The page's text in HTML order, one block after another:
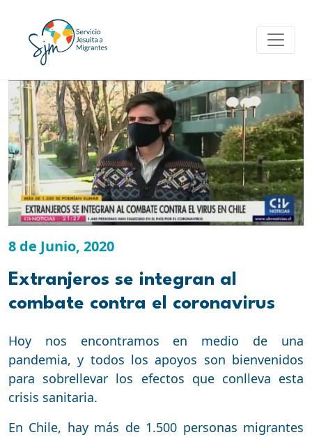
content
8 de Junio, 2020
Extranjeros se integran al
combate contra el coronavirus
Hoy nos encontramos en medio de una
pandemia, y todos los apoyos son bienvenidos
para sobrellevar los efectos que conlleva esta
crisis sanitaria.
En Chile, hay más de 1.500 personas migrantes